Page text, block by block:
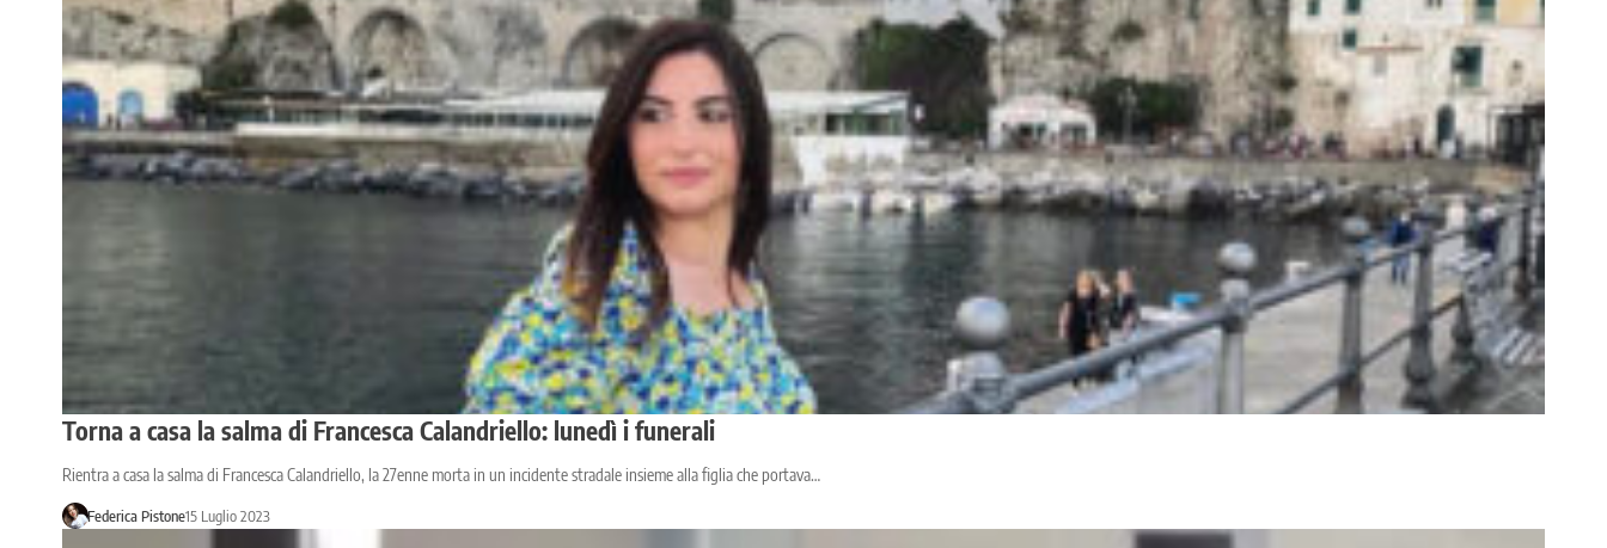
Torna a casa la salma di Francesca Calandriello: lunedì i funerali
Rientra a casa la salma di Francesca Calandriello, la 27enne morta in un incidente stradale insieme alla figlia che portava…
Federica Pistone15 Luglio 2023